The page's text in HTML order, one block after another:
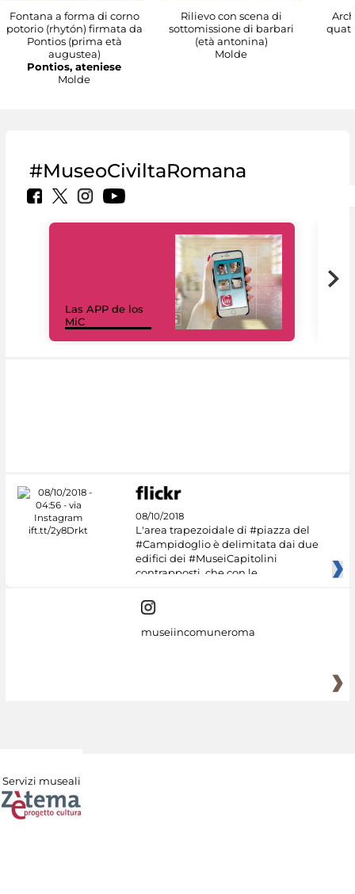
Fontana a forma di corno
potorio (rhytón) firmata da
Pontios (prima età
augustea)
Pontios, ateniese
Molde
Rilievo con scena di
sottomissione di barbari
(età antonina)
Molde
#MuseoCiviltaRomana
Las APP de los
MiC
08/10/2018
L'area trapezoidale di #piazza del
#Campidoglio è delimitata dai due
edifici dei #MuseiCapitolini
contrapposti, che con le
museiincomuneroma
Servizi museali